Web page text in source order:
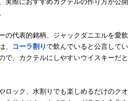
の代表的銘柄、ジャックダニエルを愛飲
、
コーラ割り で飲んでいると公言してい
で、カクテルにしやすいウイスキーだと
ロック、水割りでも楽しめるだけのクオ